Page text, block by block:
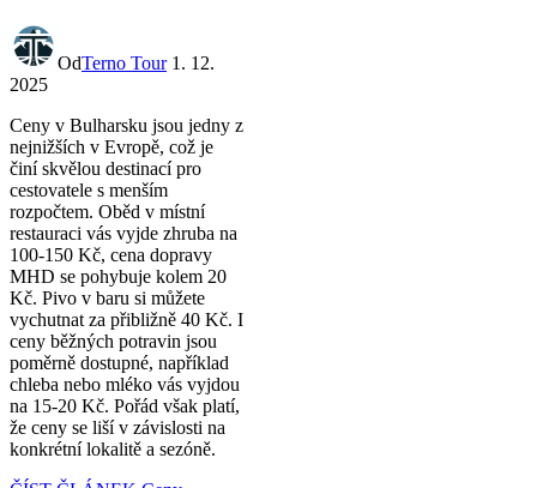
OdTerno Tour 1. 12.
2025
Ceny v Bulharsku jsou jedny z
nejnižších v Evropě, což je
činí skvělou destinací pro
cestovatele s menším
rozpočtem. Oběd v místní
restauraci vás vyjde zhruba na
100-150 Kč, cena dopravy
MHD se pohybuje kolem 20
Kč. Pivo v baru si můžete
vychutnat za přibližně 40 Kč. I
ceny běžných potravin jsou
poměrně dostupné, například
chleba nebo mléko vás vyjdou
na 15-20 Kč. Pořád však platí,
že ceny se liší v závislosti na
konkrétní lokalitě a sezóně.